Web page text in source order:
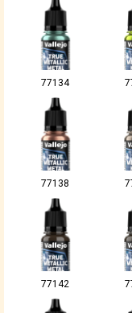
77134
77138
77142